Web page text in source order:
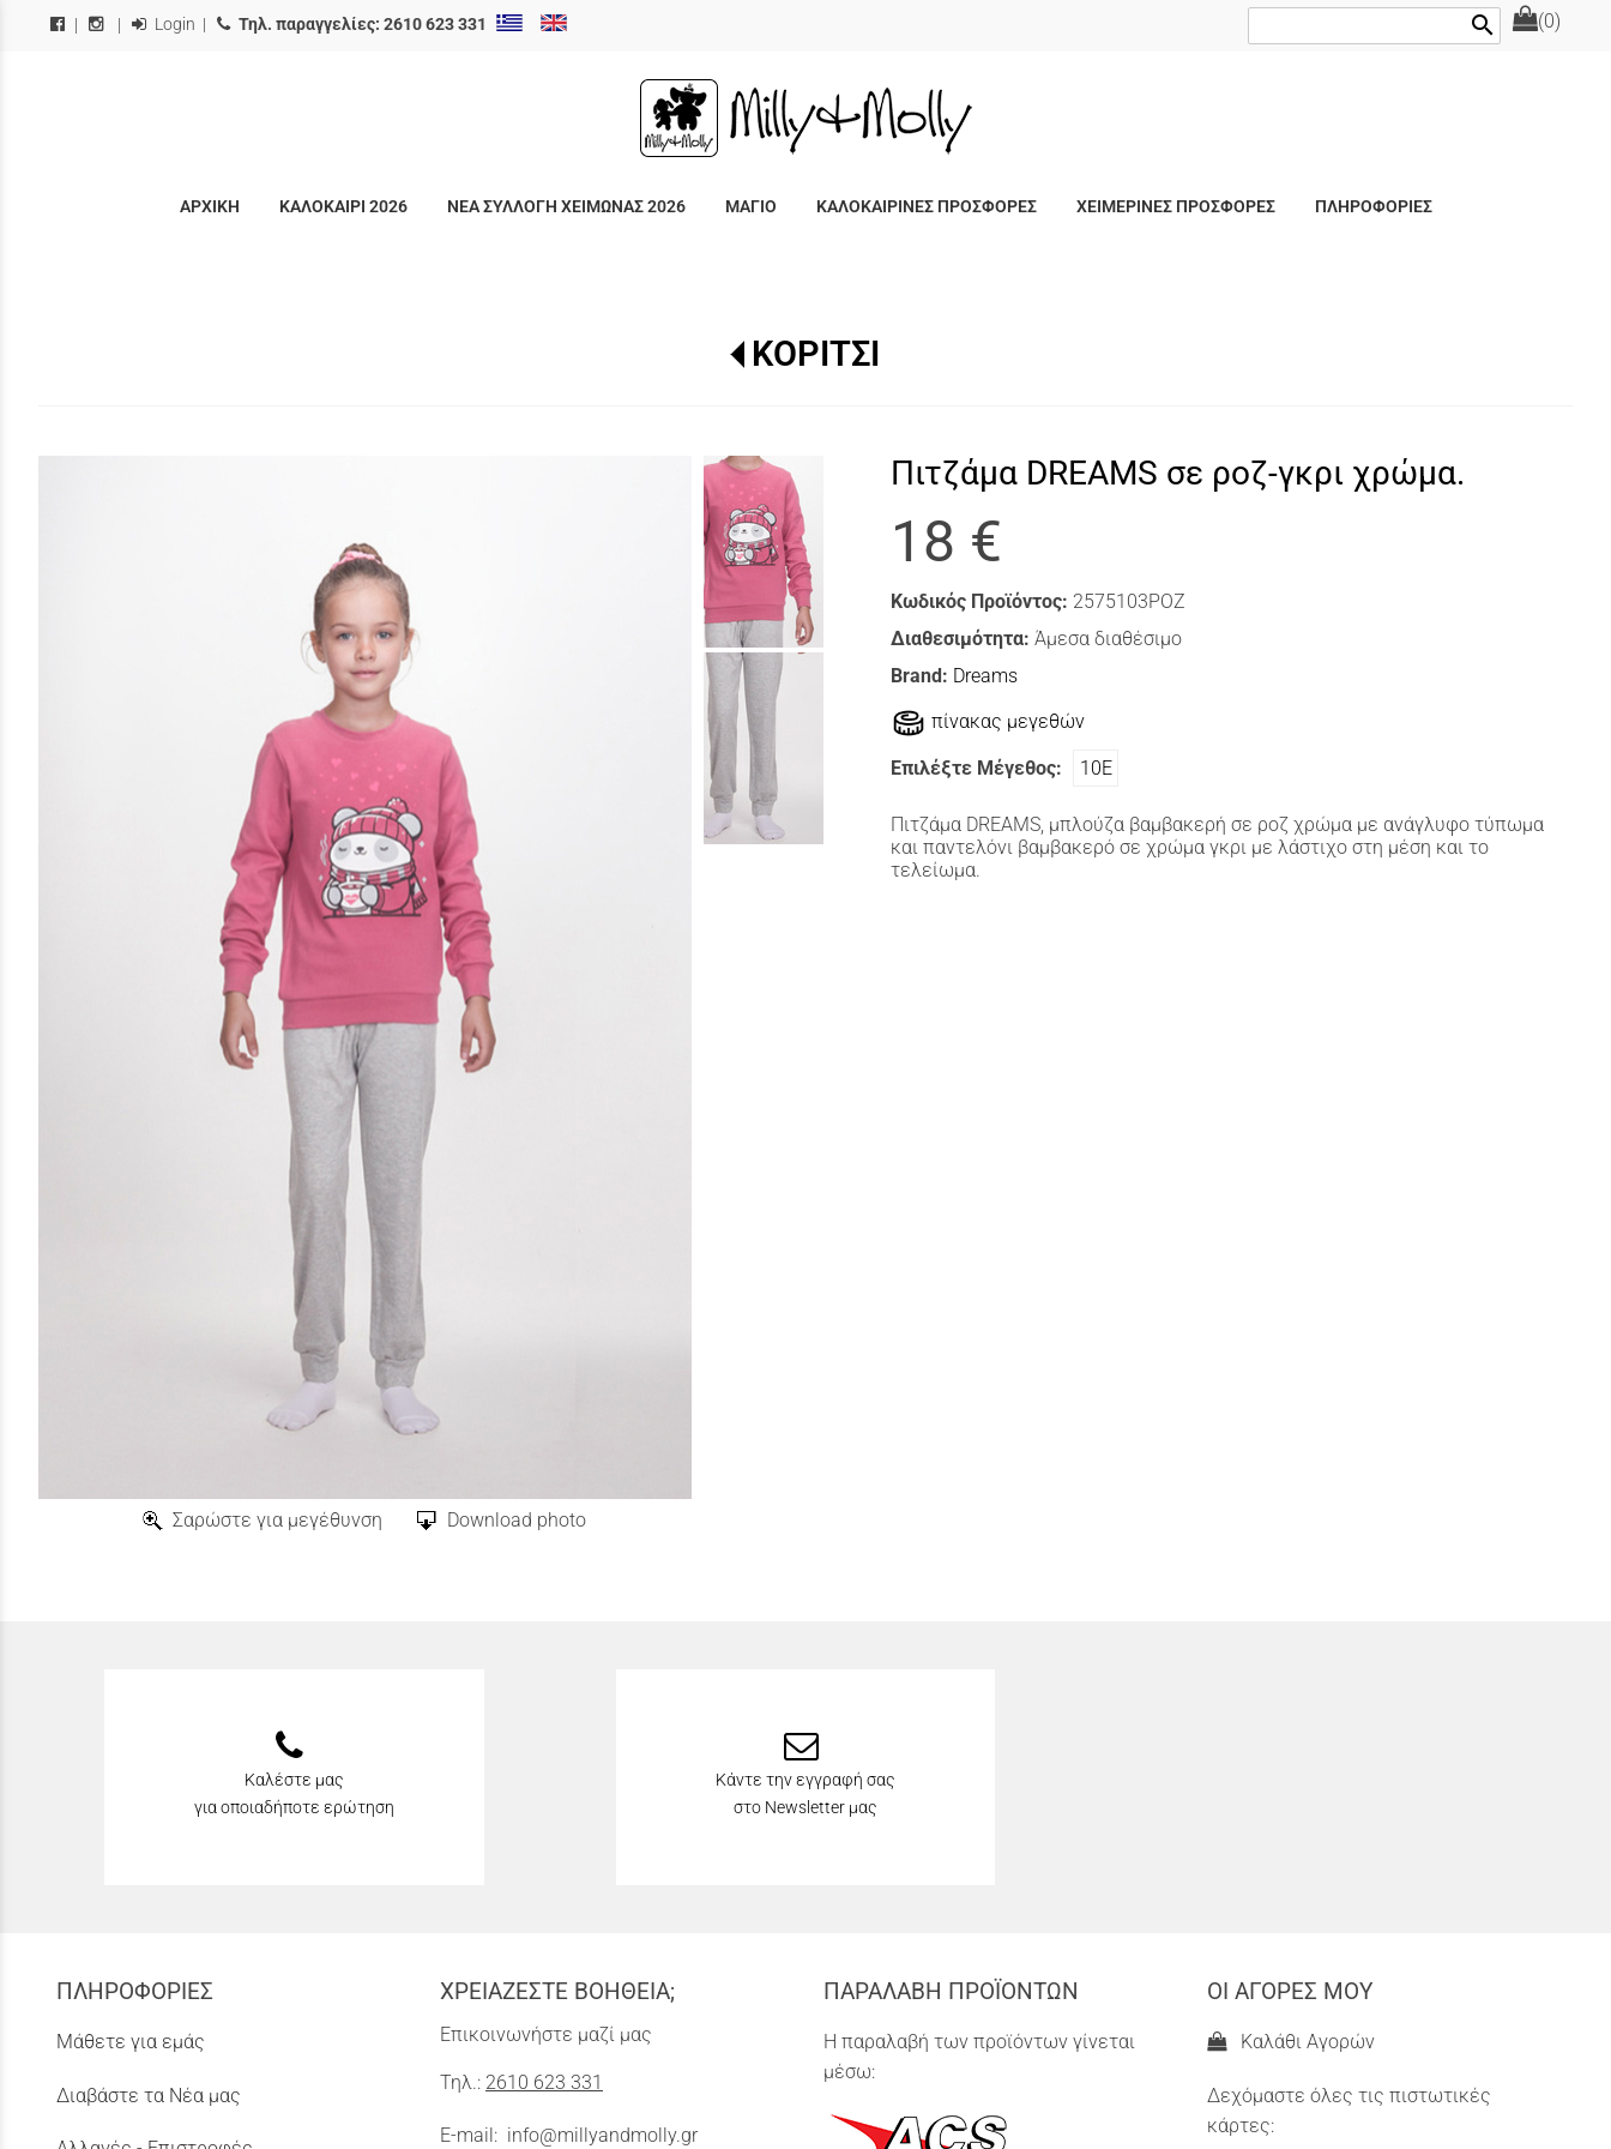
Login | Τηλ. παραγγελίες: 2610 623 331 (0)
search
ΑΡΧΙΚΗ ΚΑΛΟΚΑΙΡΙ 2026 ΝΕΑ ΣΥΛΛΟΓΗ ΧΕΙΜΩΝΑΣ 2026 ΜΑΓΙΟ ΚΑΛΟΚΑΙΡΙΝΕΣ ΠΡΟΣΦΟΡΕΣ ΧΕΙΜΕΡΙΝΕΣ ΠΡΟΣΦΟΡΕΣ ΠΛΗΡΟΦΟΡΙΕΣ
ΚΟΡΙΤΣΙ
Σαρώστε για μεγέθυνση Download photo
Πιτζάμα DREAMS σε ροζ-γκρι χρώμα.
18 €
Κωδικός Προϊόντος: 2575103ΡΟΖ
Διαθεσιμότητα: Άμεσα διαθέσιμο
Brand: Dreams
πίνακας μεγεθών
Επιλέξτε Μέγεθος: 10Ε
Πιτζάμα DREAMS, μπλούζα βαμβακερή σε ροζ χρώμα με ανάγλυφο τύπωμα
και παντελόνι βαμβακερό σε χρώμα γκρι με λάστιχο στη μέση και το
τελείωμα.
Καλέστε μας
για οποιαδήποτε ερώτηση
Κάντε την εγγραφή σας
στο Newsletter μας
ΠΛΗΡΟΦΟΡΙΕΣ
Μάθετε για εμάς
Διαβάστε τα Νέα μας
ΧΡΕΙΑΖΕΣΤΕ ΒΟΗΘΕΙΑ;
Επικοινωνήστε μαζί μας
Τηλ.: 2610 623 331
E-mail: info@millyandmolly.gr
ΠΑΡΑΛΑΒΗ ΠΡΟΪΟΝΤΩΝ
Η παραλαβή των προϊόντων γίνεται
μέσω:
ΟΙ ΑΓΟΡΕΣ ΜΟΥ
Καλάθι Αγορών
Δεχόμαστε όλες τις πιστωτικές
κάρτες: